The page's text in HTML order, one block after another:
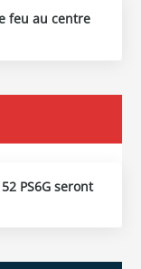
feu au centre
PS6G seront